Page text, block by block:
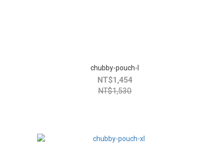
chubby-pouch-l
NT$1,454
NT$1,530